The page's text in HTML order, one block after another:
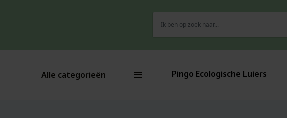
naar:
Alle categorieën Pingo Ecologische Luiers